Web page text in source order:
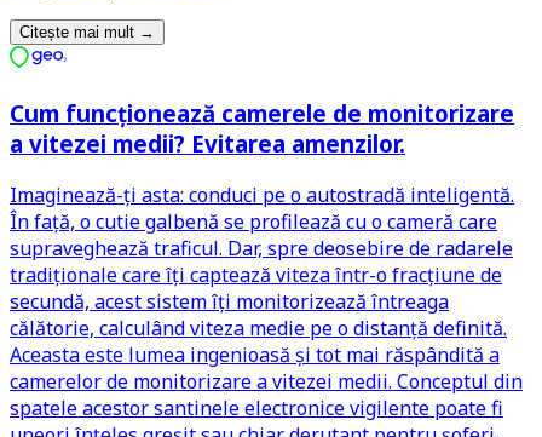
Citește mai mult →
Cum funcționează camerele de monitorizare
a vitezei medii? Evitarea amenzilor.
Imaginează-ți asta: conduci pe o autostradă inteligentă.
În față, o cutie galbenă se profilează cu o cameră care
supraveghează traficul. Dar, spre deosebire de radarele
tradiționale care îți captează viteza într-o fracțiune de
secundă, acest sistem îți monitorizează întreaga
călătorie, calculând viteza medie pe o distanță definită.
Aceasta este lumea ingenioasă și tot mai răspândită a
camerelor de monitorizare a vitezei medii. Conceptul din
spatele acestor santinele electronice vigilente poate fi